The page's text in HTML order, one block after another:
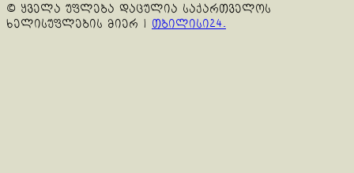
© ყველა უფლება დაცულია საქართველოს
ხელისუფლების მიერ | თბილისი24.